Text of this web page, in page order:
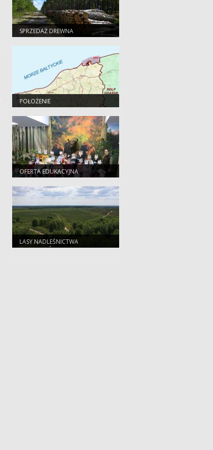
SPRZEDAŻ DREWNA
POŁOŻENIE
OFERTA EDUKACYJNA
LASY NADLEŚNICTWA
CZARNOBÓR